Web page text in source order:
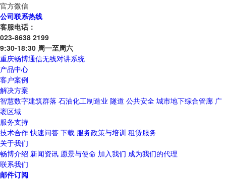
官方微信
公司联系热线
客服电话：
023-8638 2199
9:30-18:30 周一至周六
重庆畅博通信无线对讲系统
产品中心
客户案例
解决方案
智慧数字建筑群落 石油化工制造业 隧道 公共安全 城市地下综合管廊 广
袤区域
服务支持
技术合作 快速问答 下载 服务政策与培训 租赁服务
关于我们
畅博介绍 新闻资讯 愿景与使命 加入我们 成为我们的代理
联系我们
邮件订阅